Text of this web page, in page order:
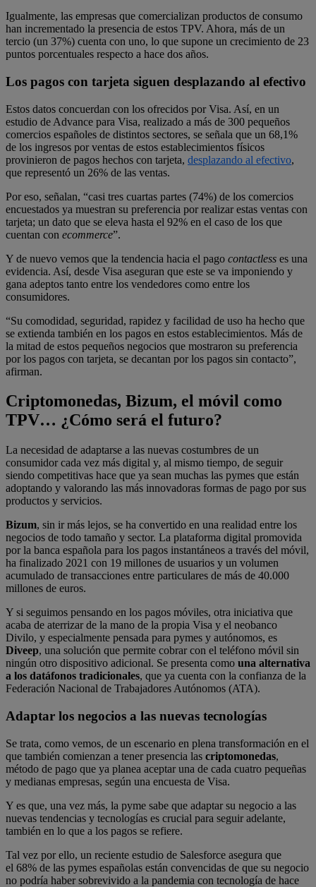
Igualmente, las empresas que comercializan productos de consumo
han incrementado la presencia de estos TPV. Ahora, más de un
tercio (un 37%) cuenta con uno, lo que supone un crecimiento de 23
puntos porcentuales respecto a hace dos años.
Los pagos con tarjeta siguen desplazando al efectivo
Estos datos concuerdan con los ofrecidos por Visa. Así, en un
estudio de Advance para Visa, realizado a más de 300 pequeños
comercios españoles de distintos sectores, se señala que un 68,1%
de los ingresos por ventas de estos establecimientos físicos
provinieron de pagos hechos con tarjeta, desplazando al efectivo,
que representó un 26% de las ventas.
Por eso, señalan, “casi tres cuartas partes (74%) de los comercios
encuestados ya muestran su preferencia por realizar estas ventas con
tarjeta; un dato que se eleva hasta el 92% en el caso de los que
cuentan con ecommerce”.
Y de nuevo vemos que la tendencia hacia el pago contactless es una
evidencia. Así, desde Visa aseguran que este se va imponiendo y
gana adeptos tanto entre los vendedores como entre los
consumidores.
“Su comodidad, seguridad, rapidez y facilidad de uso ha hecho que
se extienda también en los pagos en estos establecimientos. Más de
la mitad de estos pequeños negocios que mostraron su preferencia
por los pagos con tarjeta, se decantan por los pagos sin contacto”,
afirman.
Criptomonedas, Bizum, el móvil como
TPV… ¿Cómo será el futuro?
La necesidad de adaptarse a las nuevas costumbres de un
consumidor cada vez más digital y, al mismo tiempo, de seguir
siendo competitivas hace que ya sean muchas las pymes que están
adoptando y valorando las más innovadoras formas de pago por sus
productos y servicios.
Bizum, sin ir más lejos, se ha convertido en una realidad entre los
negocios de todo tamaño y sector. La plataforma digital promovida
por la banca española para los pagos instantáneos a través del móvil,
ha finalizado 2021 con 19 millones de usuarios y un volumen
acumulado de transacciones entre particulares de más de 40.000
millones de euros.
Y si seguimos pensando en los pagos móviles, otra iniciativa que
acaba de aterrizar de la mano de la propia Visa y el neobanco
Divilo, y especialmente pensada para pymes y autónomos, es
Diveep, una solución que permite cobrar con el teléfono móvil sin
ningún otro dispositivo adicional. Se presenta como una alternativa
a los datáfonos tradicionales, que ya cuenta con la confianza de la
Federación Nacional de Trabajadores Autónomos (ATA).
Adaptar los negocios a las nuevas tecnologías
Se trata, como vemos, de un escenario en plena transformación en el
que también comienzan a tener presencia las criptomonedas,
método de pago que ya planea aceptar una de cada cuatro pequeñas
y medianas empresas, según una encuesta de Visa.
Y es que, una vez más, la pyme sabe que adaptar su negocio a las
nuevas tendencias y tecnologías es crucial para seguir adelante,
también en lo que a los pagos se refiere.
Tal vez por ello, un reciente estudio de Salesforce asegura que
el 68% de las pymes españolas están convencidas de que su negocio
no podría haber sobrevivido a la pandemia con tecnología de hace